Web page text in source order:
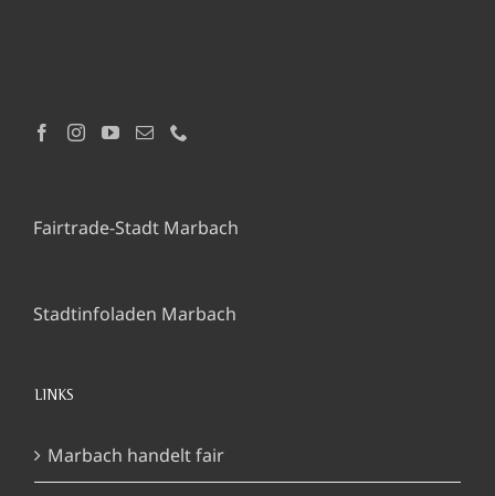
Fairtrade-Stadt Marbach
Stadtinfoladen Marbach
LINKS
Marbach handelt fair